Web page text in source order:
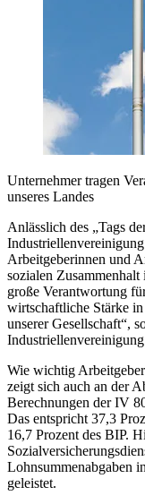
Unternehmer tragen
unseres Landes
Anlässlich des „Tags
Arbeitgeberinnen und
sozialen
große Verantwortung
wirtschaftliche Stärke
unserer Gesellschaft“,
Wie wichtig
zeigt sich auch an der
Berechnungen der IV
Das entspricht 37,3
16,7 Prozent des BIP.
Lohnsummenabgaben
geleistet.